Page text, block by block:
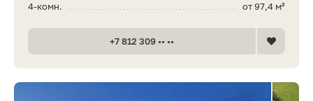
от 97,4 м²
4-комн.
+7 812 309 •• ••